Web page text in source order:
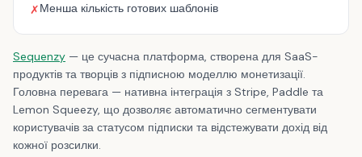
✗Менша кількість готових шаблонів
Sequenzy — це сучасна платформа, створена для SaaS-
продуктів та творців з підписною моделлю монетизації.
Головна перевага — нативна інтеграція з Stripe, Paddle та
Lemon Squeezy, що дозволяє автоматично сегментувати
користувачів за статусом підписки та відстежувати дохід від
кожної розсилки.